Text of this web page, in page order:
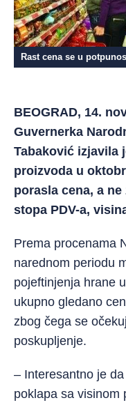
Rast cena se u
BEOGRAD, 14.
Guvernerka
Tabaković izjavila
proizvoda u
porasla cena, a
stopa PDV-a,
Prema procenama
narednom periodu
pojeftinjenja hrane
ukupno gledano
zbog čega se
poskupljenje.
– Interesantno je
poklapa sa visinom